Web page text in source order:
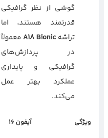
گوشی از نظر گرافیکی
قدرتمند هستند، اما
تراشهA18 Bionic معمولاً
در پردازش‌های
گرافیکی و پایداری
عملکرد بهتر عمل
می‌کند.
ویژگی آیفون ۱۶